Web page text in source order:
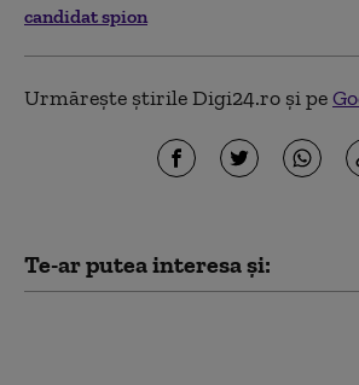
candidat spion
Urmărește știrile Digi24.ro și pe
Te-ar putea interesa și: